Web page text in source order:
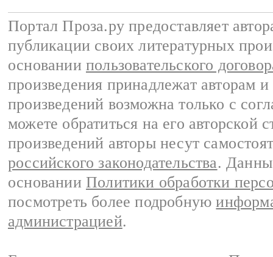
Портал Проза.ру предоставляет
публикации своих литературных
основании пользовательского
произведения принадлежат авторам
произведений возможна только с
можете обратиться на его авторской
произведений авторы несут
российского законодательства.
основании Политики обработки
посмотреть более подробную
администрацией.